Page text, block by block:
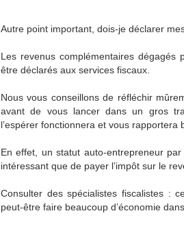
Autre point important, dois-je déclarer
Les revenus complémentaires
être déclarés aux services fiscaux.
Nous vous conseillons de réfléchir
avant de vous lancer dans un gros
l’espérer fonctionnera et vous rapportera
En effet, un statut auto-entrepreneur
intéressant que de payer l’impôt sur le
Consulter des spécialistes fiscalistes :
peut-être faire beaucoup d’économie